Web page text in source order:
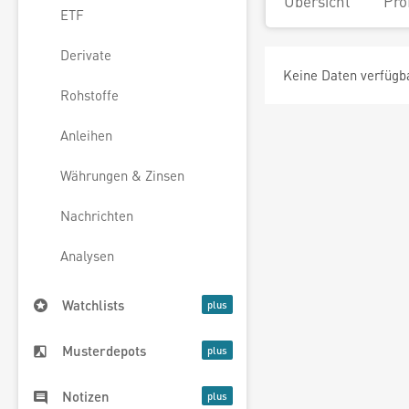
ETF
Derivate
Rohstoffe
Anleihen
Währungen & Zinsen
Nachrichten
Analysen
Watchlists
Musterdepots
Notizen
Keine Daten